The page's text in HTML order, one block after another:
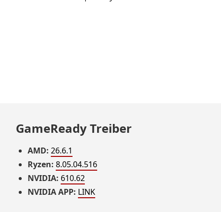
GameReady Treiber
AMD: 26.6.1
Ryzen: 8.05.04.516
NVIDIA: 610.62
NVIDIA APP: LINK